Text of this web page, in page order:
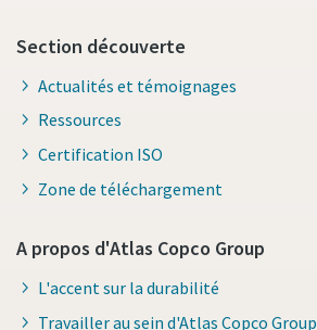
Section découverte
Actualités et témoignages
Ressources
Certification ISO
Zone de téléchargement
A propos d'Atlas Copco Group
L'accent sur la durabilité
Travailler au sein d'Atlas Copco Group